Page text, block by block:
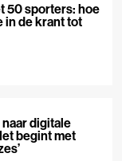
50 sporters: hoe
in de krant tot
digitale
begint met